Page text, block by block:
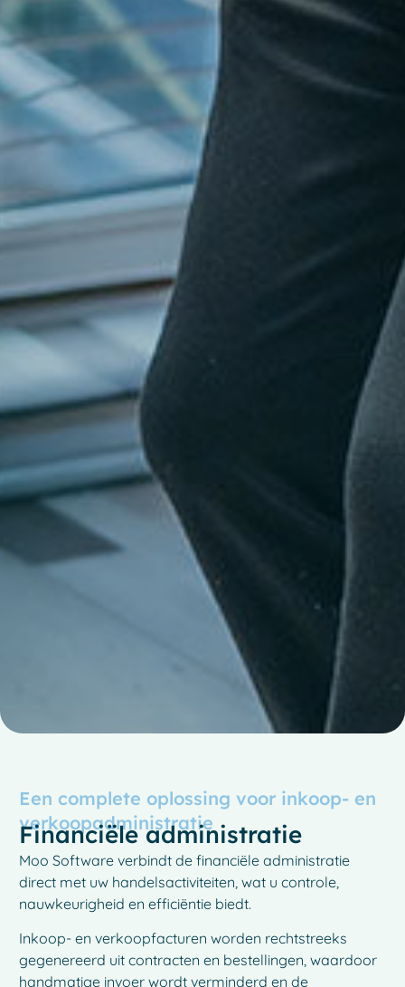
Een complete oplossing voor inkoop- en
verkoopadministratie
Financiële administratie
Moo Software verbindt de financiële administratie
direct met uw handelsactiviteiten, wat u controle,
nauwkeurigheid en efficiëntie biedt.
Inkoop- en verkoopfacturen worden rechtstreeks
gegenereerd uit contracten en bestellingen, waardoor
handmatige invoer wordt verminderd en de